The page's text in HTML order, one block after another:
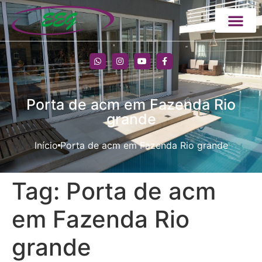
Porta de acm em Fazenda Rio
grande
Início Porta de acm em Fazenda Rio grande
Tag: Porta de acm
em Fazenda Rio
grande